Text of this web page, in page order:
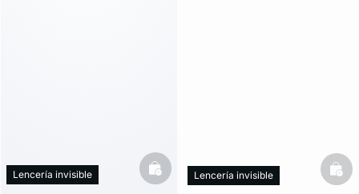
Lencería invisible basketfullLencería invisible